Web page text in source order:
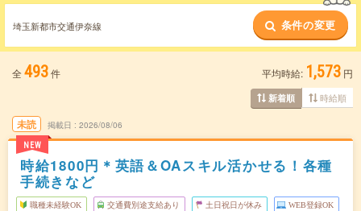
などのこだわり条件で絞り込んでいただけます。
埼玉新都市交通伊奈線 条件の変更
全 493件 平均時給: 1,573 円
新着順 時給順
未読
NEW
掲載日 2026/08/06
時給1800円＊英語＆OAスキル活かせる！各種
手続きなど
職種未経験OK 交通費別途支給あり 土日祝日が休み WEB登録OK